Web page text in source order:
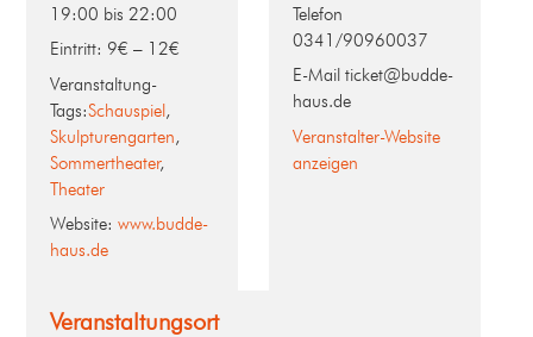
19:00 bis 22:00
Eintritt: 9€ – 12€
Veranstaltung-
Tags:Schauspiel,
Skulpturengarten,
Sommertheater,
Theater
Website: www.budde-
haus.de
Veranstaltungsort
Telefon
0341/90960037
E-Mail ticket@budde-
haus.de
Veranstalter-Website
anzeigen